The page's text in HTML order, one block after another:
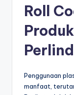
Roll
Penggunaan
manfaat,